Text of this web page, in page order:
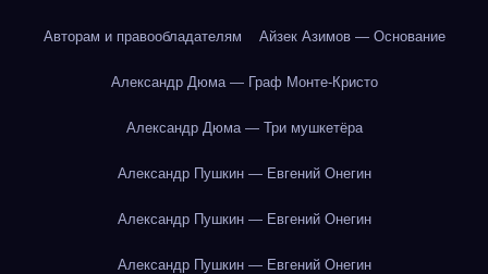
Авторам и правообладателям Айзек Азимов — Основание
Александр Дюма — Граф Монте-Кристо
Александр Дюма — Три мушкетёра
Александр Пушкин — Евгений Онегин
Александр Пушкин — Евгений Онегин
Александр Пушкин — Евгений Онегин